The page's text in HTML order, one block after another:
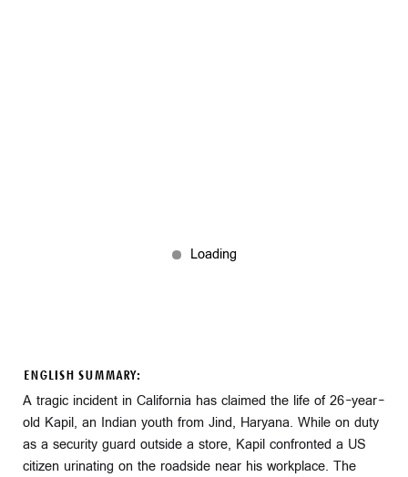
ENGLISH SUMMARY:
A tragic incident in California has claimed the life of 26-year-
old Kapil, an Indian youth from Jind, Haryana. While on duty
as a security guard outside a store, Kapil confronted a US
citizen urinating on the roadside near his workplace. The